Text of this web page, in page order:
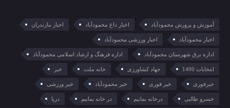
آموزش و پرورش محمودآباد اخبار داغ محمودآباد اخبار مازندران
اخبار محمودآباد اخبار ورزشی محمودآباد
اداره برق شهرستان محمودآباد اداره فرهنگ و ارشاد اسلامی محمودآباد
انتخابات 1400 جهاد کشاورزی خانه ملت خبر
خبرفوری خبر فوری خبر محمودآباد خبر ورزشی
خسرو طالبی درخانه بمانیم در خانه بمانیم دریا